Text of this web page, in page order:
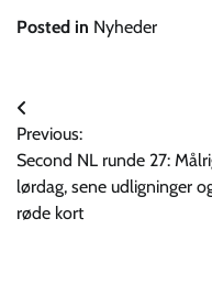
Posted in Nyheder
Indlægsnavigation
Previous:
Second NL runde 27:
lørdag, sene udligninger
røde kort